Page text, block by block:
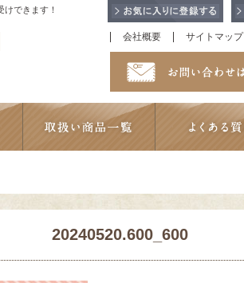
できます！
会社概要 サイトマップ
20240520.600_600